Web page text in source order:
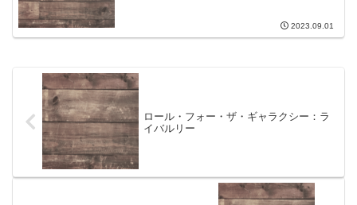
2023.09.01
ロール・フォー・ザ・ギャラクシー：ラ
イバルリー